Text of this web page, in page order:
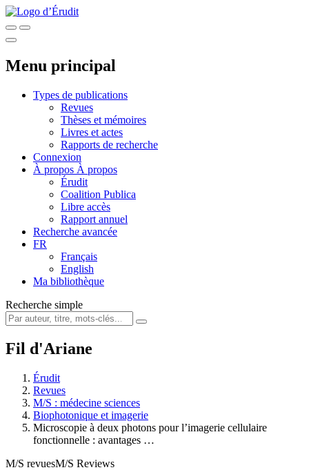
Menu principal
Types de publications
Revues
Thèses et mémoires
Livres et actes
Rapports de recherche
Connexion
À propos À propos
Érudit
Coalition Publica
Libre accès
Rapport annuel
Recherche avancée
FR
Français
English
Ma bibliothèque
Recherche simple
Fil d'Ariane
Érudit
Revues
M/S : médecine sciences
Biophotonique et imagerie
Microscopie à deux photons pour l’imagerie cellulaire
fonctionnelle : avantages …
M/S revuesM/S Reviews